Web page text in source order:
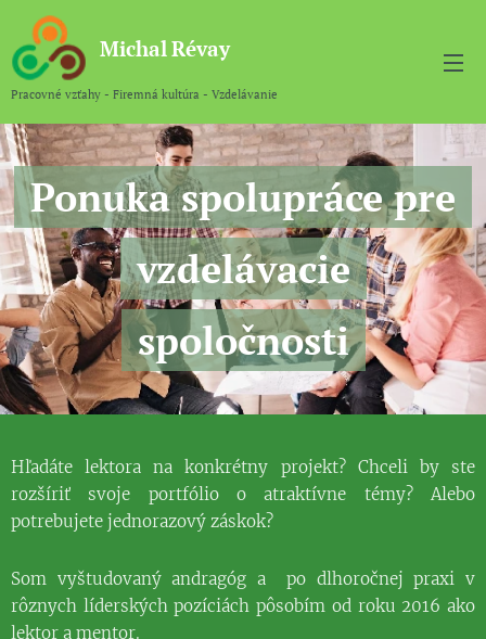
MichalRévay
Pracovné vzťahy - Firemná kultúra - Vzdelávanie
Ponuka spolupráce pre
vzdelávacie
spoločnosti
Hľadáte lektora na konkrétny projekt? Chceli by ste
rozšíriť svoje portfólio o atraktívne témy? Alebo
potrebujete jednorazový záskok?
Som vyštudovaný andragóg a po dlhoročnej praxi v
rôznych líderských pozíciách pôsobím od roku 2016 ako
lektor a mentor.